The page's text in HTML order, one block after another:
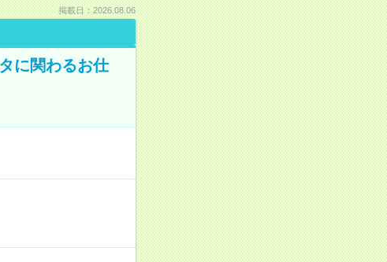
掲載日：2026.08.06
に関わるお仕